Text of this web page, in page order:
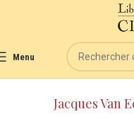
Menu
Jacques Van